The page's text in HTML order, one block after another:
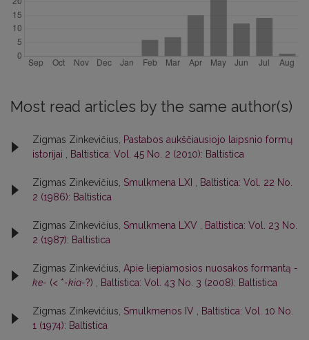
Most read articles by the same author(s)
Zigmas Zinkevičius, Pastabos aukščiausiojo laipsnio formų
istorijai , Baltistica: Vol. 45 No. 2 (2010): Baltistica
Zigmas Zinkevičius, Smulkmena LXI , Baltistica: Vol. 22 No.
2 (1986): Baltistica
Zigmas Zinkevičius, Smulkmena LXV , Baltistica: Vol. 23 No.
2 (1987): Baltistica
Zigmas Zinkevičius, Apie liepiamosios nuosakos formantą -
ke- (< *-kia-?) , Baltistica: Vol. 43 No. 3 (2008): Baltistica
Zigmas Zinkevičius, Smulkmenos IV , Baltistica: Vol. 10 No.
1 (1974): Baltistica